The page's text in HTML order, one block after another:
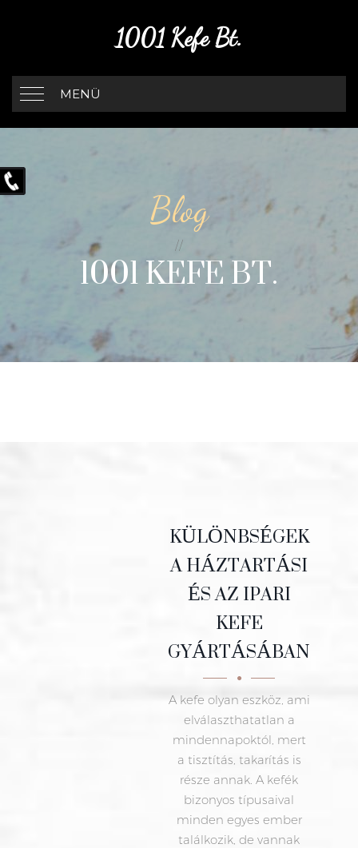
1001 Kefe Bt.
MENÜ
Blog
//
1001 KEFE BT.
KÜLÖNBSÉGEK
A HÁZTARTÁSI
ÉS AZ IPARI
KEFE
GYÁRTÁSÁBAN
A kefe olyan eszköz, ami
elválaszthatatlan a
mindennapoktól, mert
a tisztítás, takarítás is
része annak. A kefék
bizonyos típusaival
minden egyes ember
találkozik, de vannak